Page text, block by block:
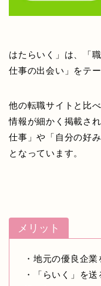
はたらいく」は、「
仕事の出会い」をテ
他の転職サイトと比
情報が細かく掲載さ
仕事」や「自分の好
となっています。
メリット
・地元の優良企業
・「らいく」を